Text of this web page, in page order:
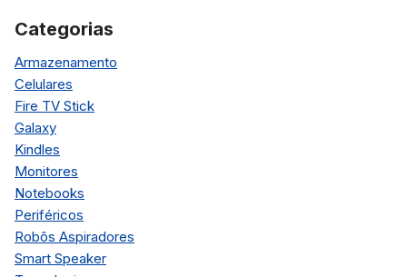
Categorias
Armazenamento
Celulares
Fire TV Stick
Galaxy
Kindles
Monitores
Notebooks
Periféricos
Robôs Aspiradores
Smart Speaker